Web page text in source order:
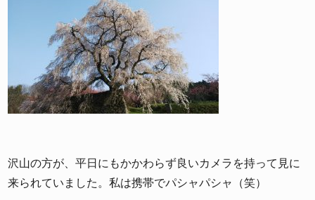
沢山の方が、平日にもかかわらず良いカメラを持って見に
来られていました。私は携帯でパシャパシャ（笑）